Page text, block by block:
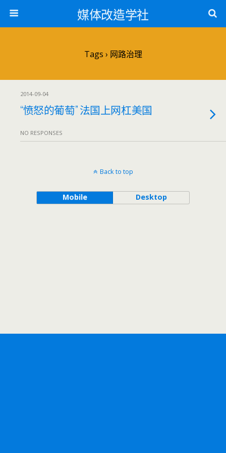
媒体改造学社
Tags › 网路治理
2014-09-04
“愤怒的葡萄” 法国上网杠美国
NO RESPONSES
Back to top
Mobile Desktop